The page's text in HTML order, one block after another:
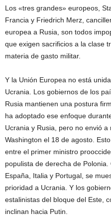
Los «tres grandes» europeos,
Francia y Friedrich Merz,
europea a Rusia, son todos
que exigen sacrificios a la clase
materia de gasto militar.
Y la Unión Europea no está
Ucrania. Los gobiernos de los
Rusia mantienen una postura
ha adoptado ese enfoque
Ucrania y Rusia, pero no envió
Washington el 18 de agosto.
entre el primer ministro
populista de derecha de
España, Italia y Portugal, se
prioridad a Ucrania. Y los
estalinistas del bloque del Este,
inclinan hacia Putin.